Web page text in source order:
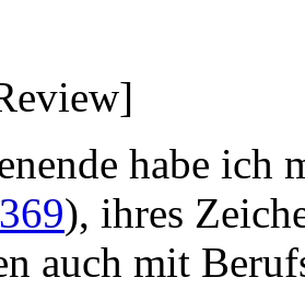
habe ich
), ihres
auch mit